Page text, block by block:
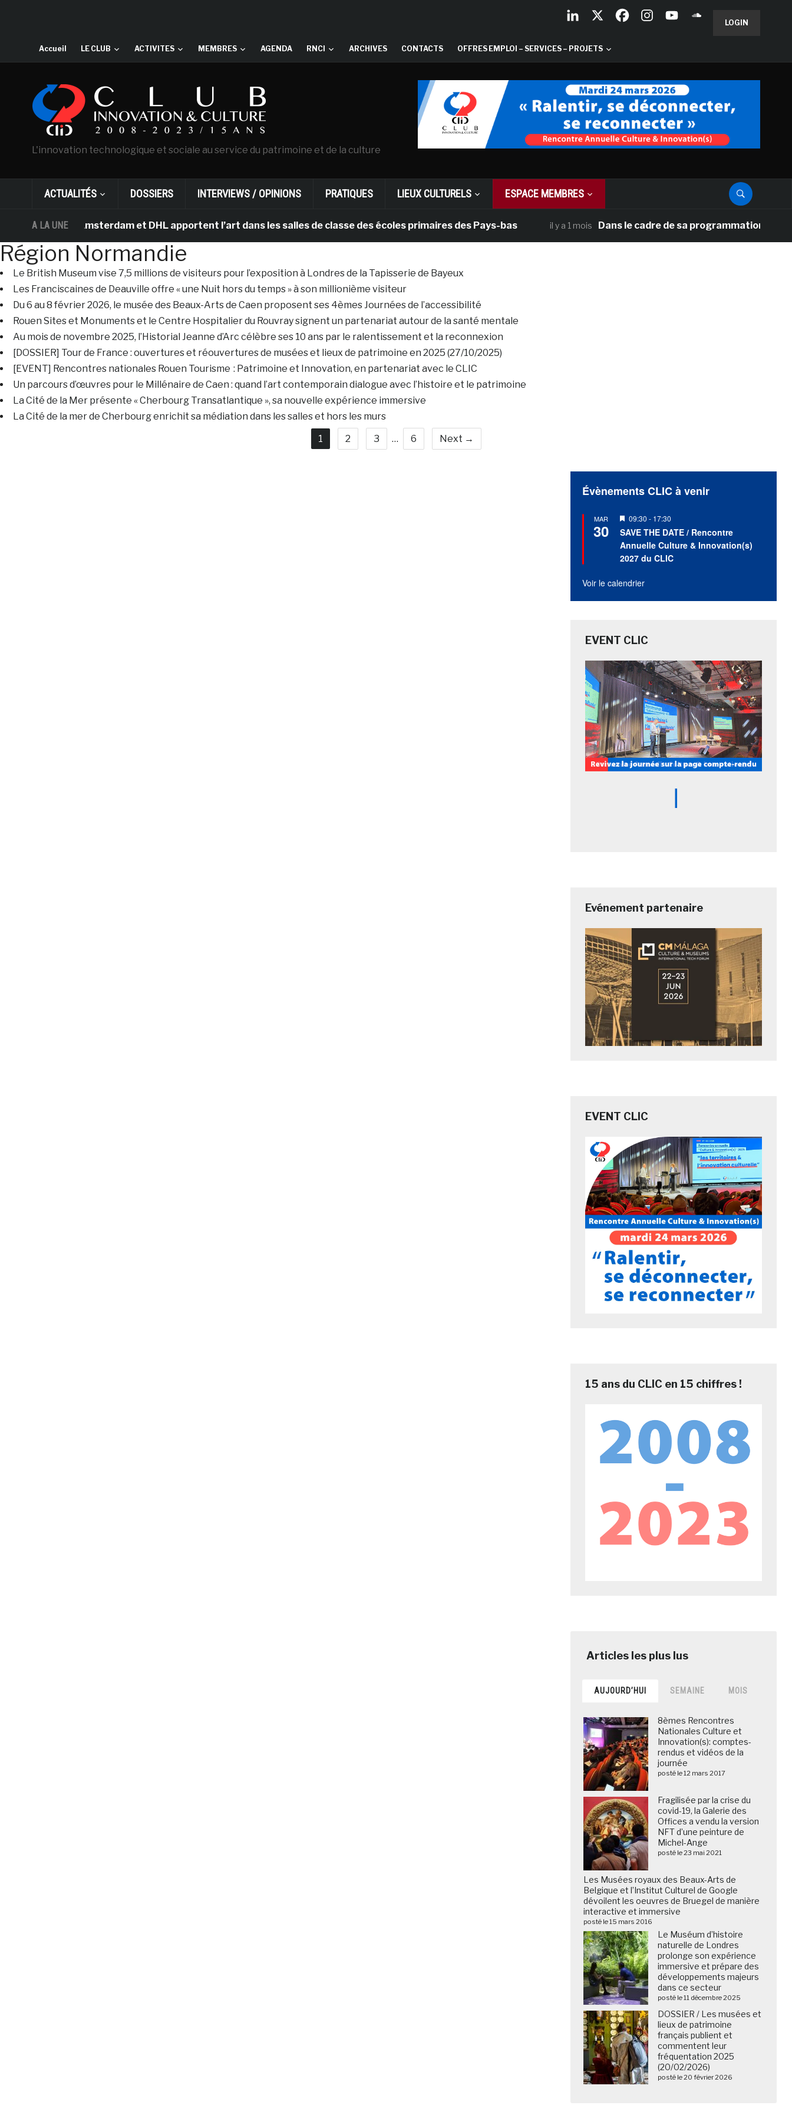
LOGIN
Accueil LE CLUB ACTIVITES MEMBRES AGENDA RNCI ARCHIVES CONTACTS OFFRES EMPLOI – SERVICES – PROJETS
L'innovation technologique et sociale au service du patrimoine et de la culture
ACTUALITÉS DOSSIERS INTERVIEWS / OPINIONS PRATIQUES LIEUX CULTURELS ESPACE MEMBRES
A LA UNE
Gogh d’Amsterdam et DHL apportent l’art dans les salles de classe des écoles primaires des Pays-bas il y a 1 mois Dans le cadre de sa programmation
Région Normandie
Le British Museum vise 7,5 millions de visiteurs pour l’exposition à Londres de la Tapisserie de Bayeux
Les Franciscaines de Deauville offre « une Nuit hors du temps » à son millionième visiteur
Du 6 au 8 février 2026, le musée des Beaux-Arts de Caen proposent ses 4èmes Journées de l’accessibilité
Rouen Sites et Monuments et le Centre Hospitalier du Rouvray signent un partenariat autour de la santé mentale
Au mois de novembre 2025, l’Historial Jeanne d’Arc célèbre ses 10 ans par le ralentissement et la reconnexion
[DOSSIER] Tour de France : ouvertures et réouvertures de musées et lieux de patrimoine en 2025 (27/10/2025)
[EVENT] Rencontres nationales Rouen Tourisme : Patrimoine et Innovation, en partenariat avec le CLIC
Un parcours d’œuvres pour le Millénaire de Caen : quand l’art contemporain dialogue avec l’histoire et le patrimoine
La Cité de la Mer présente « Cherbourg Transatlantique », sa nouvelle expérience immersive
La Cité de la mer de Cherbourg enrichit sa médiation dans les salles et hors les murs
1
2 3 … 6 Next →
Évènements CLIC à venir
MAR
30
Mis
en
avant
09:30 - 17:30
SAVE THE DATE / Rencontre
Annuelle Culture & Innovation(s)
2027 du CLIC
Voir le calendrier
EVENT CLIC
Evénement partenaire
EVENT CLIC
15 ans du CLIC en 15 chiffres !
AUJOURD’HUI SEMAINE MOIS
8èmes Rencontres
Nationales Culture et
Innovation(s): comptes-
rendus et vidéos de la
journée
posté le 12 mars 2017
Fragilisée par la crise du
covid-19, la Galerie des
Offices a vendu la version
NFT d’une peinture de
Michel-Ange
posté le 23 mai 2021
Les Musées royaux des Beaux-Arts de
Belgique et l’Institut Culturel de Google
dévoilent les oeuvres de Bruegel de manière
interactive et immersive
posté le 15 mars 2016
Le Muséum d’histoire
naturelle de Londres
prolonge son expérience
immersive et prépare des
développements majeurs
dans ce secteur
posté le 11 décembre 2025
DOSSIER / Les musées et
lieux de patrimoine
français publient et
commentent leur
fréquentation 2025
(20/02/2026)
posté le 20 février 2026